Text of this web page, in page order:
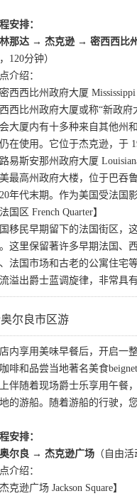
安排：
那达 → 杰克逊 → 密西西比
120分钟）
介绍：
密西西比州政府大厦
西比州政府大厦或称“新政
大厦内有十多种来自其他州
在使用。它位于杰克逊，于
路易斯安那州政府大厦
最高州政府大楼，位于巴吞
年代末期。作为美国受法国
法国区 French Quarter】
移民早期留下的法国街区，
这里保留著许多早期法国、
法国市场和古老的公寓住宅
溢出爵士蓝调旋律，非常具
尔良市区游
内享用美味早餐后，开启一
啡和品尝当地著名美食
伴随着现场爵士乐享用午餐
的游船。随着游船的行驶，
安排：
尔良 → 杰克逊广场 （自由
介绍：
杰克逊广场 Jackson Square】